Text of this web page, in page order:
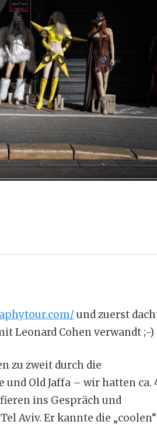
und zuerst
Leonard Cohen verwandt ;-)
zu zweit durch die
Old Jaffa – wir hatten ca.
ins Gespräch und
Aviv. Er kannte die „coolen“